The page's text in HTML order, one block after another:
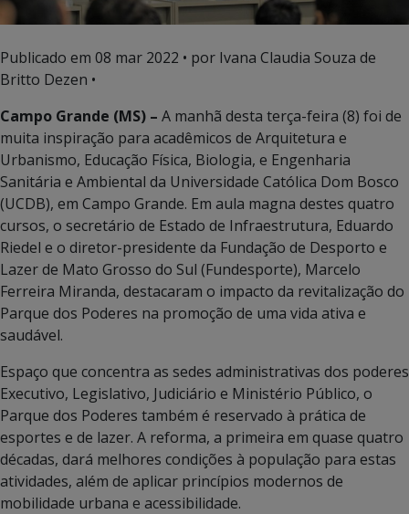
Publicado em 08 mar 2022 • por Ivana Claudia Souza de
Britto Dezen •
Campo Grande (MS) – A manhã desta terça-feira (8) foi de
muita inspiração para acadêmicos de Arquitetura e
Urbanismo, Educação Física, Biologia, e Engenharia
Sanitária e Ambiental da Universidade Católica Dom Bosco
(UCDB), em Campo Grande. Em aula magna destes quatro
cursos, o secretário de Estado de Infraestrutura, Eduardo
Riedel e o diretor-presidente da Fundação de Desporto e
Lazer de Mato Grosso do Sul (Fundesporte), Marcelo
Ferreira Miranda, destacaram o impacto da revitalização do
Parque dos Poderes na promoção de uma vida ativa e
saudável.
Espaço que concentra as sedes administrativas dos poderes
Executivo, Legislativo, Judiciário e Ministério Público, o
Parque dos Poderes também é reservado à prática de
esportes e de lazer. A reforma, a primeira em quase quatro
décadas, dará melhores condições à população para estas
atividades, além de aplicar princípios modernos de
mobilidade urbana e acessibilidade.